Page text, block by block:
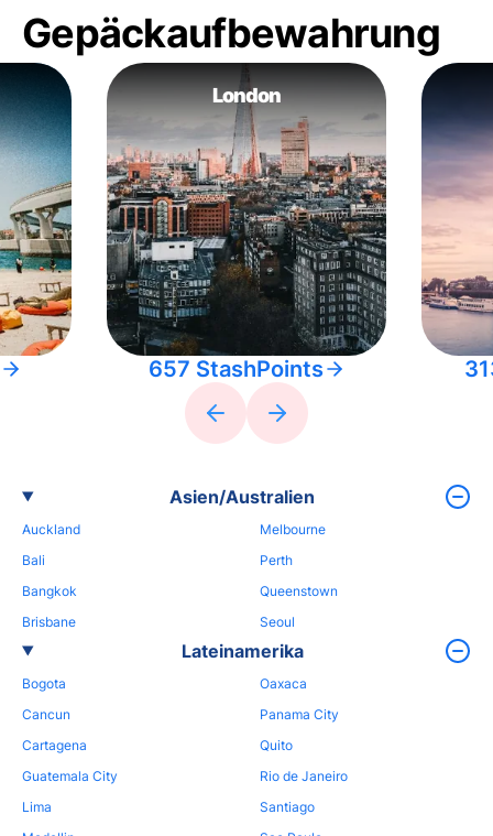
Gepäckaufbewahrung
London
657 StashPoints
Asien/Australien
Auckland
Bali
Bangkok
Brisbane
Melbourne
Perth
Queenstown
Seoul
Lateinamerika
Bogota
Cancun
Cartagena
Guatemala City
Lima
Oaxaca
Panama City
Quito
Rio de Janeiro
Santiago